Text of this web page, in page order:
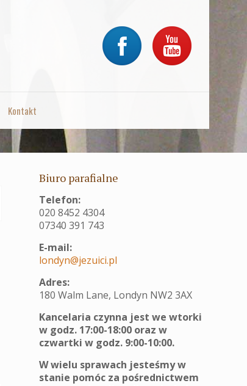
Kontakt
Biuro parafialne
Telefon:
020 8452 4304
07340 391 743
E-mail:
londyn@jezuici.pl
Adres:
180 Walm Lane, Londyn NW2 3AX
Kancelaria czynna jest we wtorki
w godz. 17:00-18:00 oraz w
czwartki w godz. 9:00-10:00.
W wielu sprawach jesteśmy w
stanie pomóc za pośrednictwem